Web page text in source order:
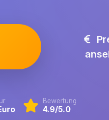
Bewertung
4.9/5.0